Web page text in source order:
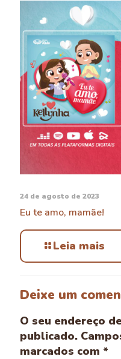
24 de agosto de 2023
Eu te amo, mamãe!
Leia mais
Deixe um
O seu endereço
publicado.
marcados com *